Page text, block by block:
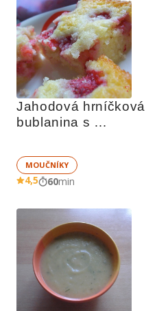
Jahodová hrníčková
bublanina s
MOUČNÍKY
4,5 60min